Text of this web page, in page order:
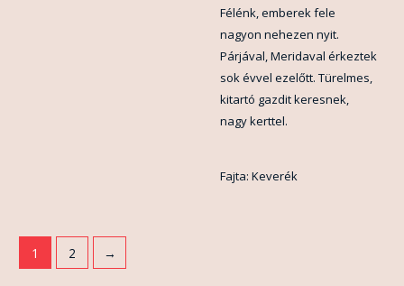
Félénk, emberek fele
nagyon nehezen nyit.
Párjával, Meridaval érkeztek
sok évvel ezelőtt. Türelmes,
kitartó gazdit keresnek,
nagy kerttel.
Fajta: Keverék
1 2 →